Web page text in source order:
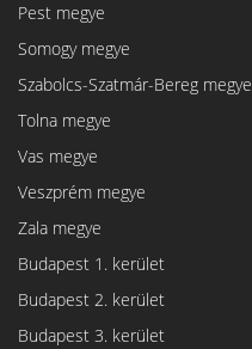
Pest megye
Somogy megye
Szabolcs-Szatmár-Bereg megye
Tolna megye
Vas megye
Veszprém megye
Zala megye
Budapest 1. kerület
Budapest 2. kerület
Budapest 3. kerület